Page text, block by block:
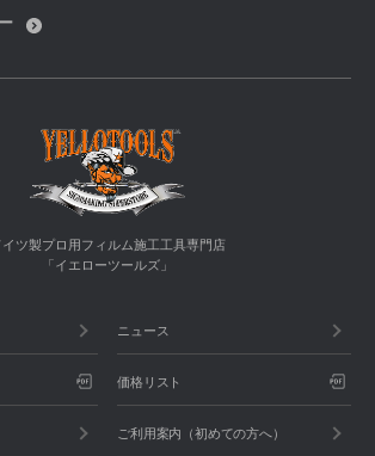
イツ製プロ用フィルム施工工具専門店
「イエローツールズ」
ニュース
価格リスト
ご利用案内（初めての方へ）